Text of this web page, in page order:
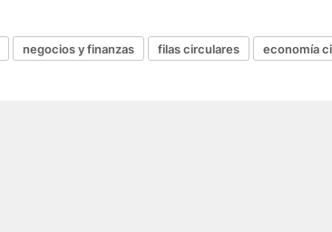
negocios y finanzas filas circulares economía